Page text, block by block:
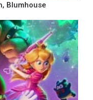
Blumhouse